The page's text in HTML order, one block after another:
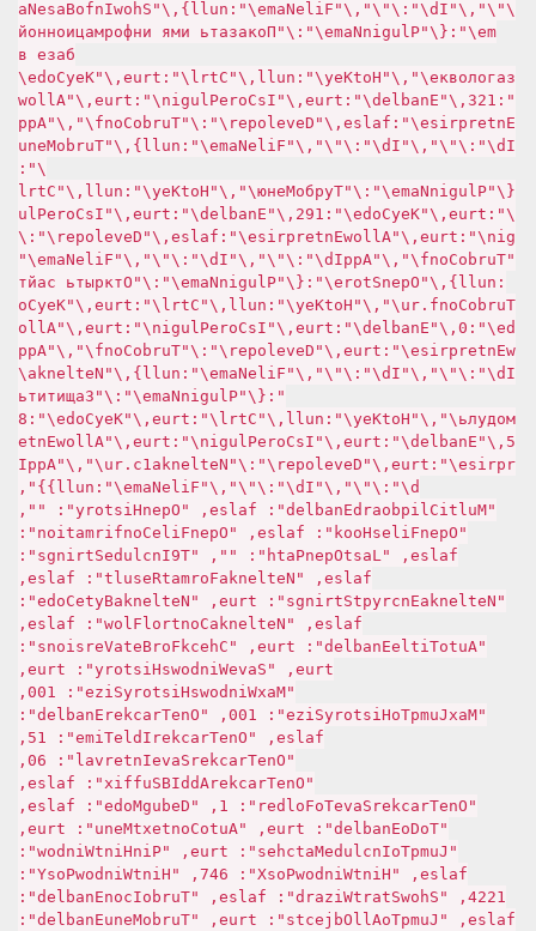
\"\",\"Id\":\"\",\"FileName\":null},\"ShowInfoBaseNa
me\":{\"PluginName\":\"Показать имя информационной
базе в
заголовке\",\"HotKey\":null,\"Ctrl\":true,\"KeyCode\
":123,\"Enabled\":true,\"IsCorePlugin\":true,\"Allow
Enterprise\":false,\"Developer\":\"TurboConf\",\"App
Id\":\"\",\"Id\":\"\",\"FileName\":null},\"TurboMenu
\":
{\"PluginName\":\"ТурбоМеню\",\"HotKey\":null,\"Ctrl
\":true,\"KeyCode\":192,\"Enabled\":true,\"IsCorePlu
gin\":true,\"AllowEnterprise\":false,\"Developer\":\
"TurboConf\",\"AppId\":\"\",\"Id\":\"\",\"FileName\"
:null},\"OpenStore\":{\"PluginName\":\"Открыть сайт
TurboConf.ru\",\"HotKey\":null,\"Ctrl\":true,\"KeyCo
de\":0,\"Enabled\":true,\"IsCorePlugin\":true,\"Allo
wEnterprise\":true,\"Developer\":\"TurboConf\",\"App
Id\":\"\",\"Id\":\"\",\"FileName\":null},\"Netlenka\
":{\"PluginName\":\"Защитить
модуль\",\"HotKey\":null,\"Ctrl\":true,\"KeyCode\":8
5,\"Enabled\":true,\"IsCorePlugin\":true,\"AllowEnte
rprise\":true,\"Developer\":\"Netlenka1c.ru\",\"AppI
d\":\"\",\"Id\":\"\",\"FileName\":null}}",
"MultiClipboardEnabled": false, "OpenHistory": "",
"OpenFilesHook": false, "OpenFileConfirmation":
false, "LastOpenPath": "", "T9IncludeStrings":
false, "NetlenkaFormatResult": false,
"NetlenkaEncryptStrings": true, "NetlenkaByteCode":
false, "NetlenkaControlFlow": false,
"AutoTitleEnabled": true, "CheckForBetaVersions":
true, "SaveWindowsHistory": true,
"MaxWindowsHistorySize": 100,
"MaxJumpToHistorySize": 100, "OneTrackerEnabled":
false, "OneTrackerIdleTime": 15,
"OneTrackerSaveInterval": 60,
"OneTrackerAddIBSuffix": false,
"OneTrackerSaveToFolder": 1, "DebugMode": false,
"ToDoEnabled": true, "AutoContextMenu": true,
"JumpToIncludeMatches": true, "PinHintWindow":
false, "HintWindowPosX": 647, "HintWindowPosY":
1224, "ShowStartWizard": false, "TurboIconEnabled":
false, "JumpToAllObjects": true, "TurboMenuEnabled":